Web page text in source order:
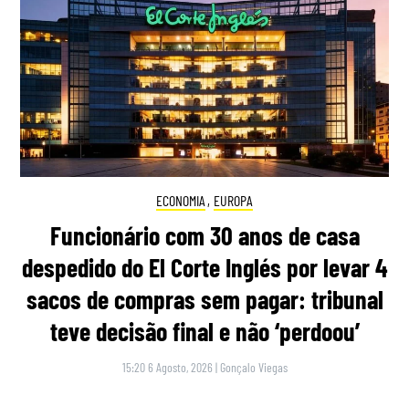
ECONOMIA , EUROPA
Funcionário com 30 anos de casa
despedido do El Corte Inglés por levar 4
sacos de compras sem pagar: tribunal
teve decisão final e não ‘perdoou’
15:20 6 Agosto, 2026 | Gonçalo Viegas